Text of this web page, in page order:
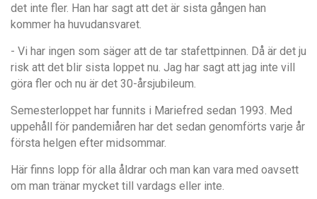
det inte fler. Han har sagt att det är sista gången han
kommer ha huvudansvaret.
- Vi har ingen som säger att de tar stafettpinnen. Då är det ju
risk att det blir sista loppet nu. Jag har sagt att jag inte vill
göra fler och nu är det 30-årsjubileum.
Semesterloppet har funnits i Mariefred sedan 1993. Med
uppehåll för pandemiåren har det sedan genomförts varje år
första helgen efter midsommar.
Här finns lopp för alla åldrar och man kan vara med oavsett
om man tränar mycket till vardags eller inte.